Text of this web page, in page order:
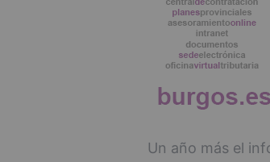
Un año más el